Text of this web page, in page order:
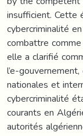
insufficient.
cybercriminalité
combattre
elle a clarifié
l’e-
nationales et
cybercriminalité
courants en
autorités